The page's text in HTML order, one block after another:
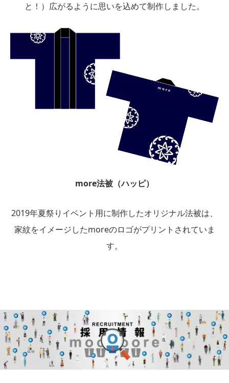
と！）広がるように思いを込めて制作しました。
more法被（ハッピ）
2019年夏祭りイベント用に制作したオリジナル法被は、
家紋をイメージしたmoreのロゴがプリントされていま
す。